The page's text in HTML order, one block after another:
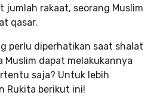
jumlah rakaat, seorang Muslim
qasar.
perlu diperhatikan saat shalat
Muslim dapat melakukannya
saja? Untuk lebih
Rukita berikut ini!